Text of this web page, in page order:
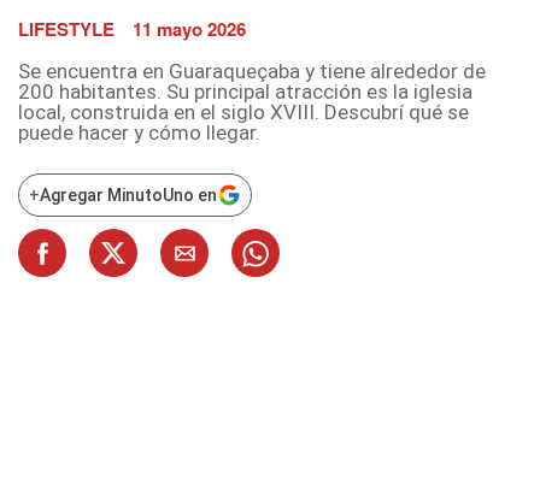
LIFESTYLE 11 mayo 2026
Se encuentra en Guaraqueçaba y tiene alrededor de
200 habitantes. Su principal atracción es la iglesia
local, construida en el siglo XVIII. Descubrí qué se
puede hacer y cómo llegar.
+Agregar MinutoUno en